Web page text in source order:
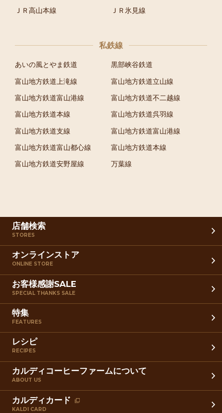
ＪＲ高山本線 ＪＲ氷見線
私鉄線
あいの風とやま鉄道 黒部峡谷鉄道
富山地方鉄道上滝線 富山地方鉄道立山線
富山地方鉄道富山港線 富山地方鉄道不二越線
富山地方鉄道本線 富山地方鉄道呉羽線
富山地方鉄道支線 富山地方鉄道富山港線
富山地方鉄道富山都心線 富山地方鉄道本線
富山地方鉄道安野屋線 万葉線
店舗検索
STORES
オンラインストア
ONLINE STORE
お客様感謝SALE
SPECIAL THANKS SALE
特集
FEATURES
レシピ
RECIPES
カルディコーヒーファームについて
ABOUT US
カルディカード
KALDI CARD